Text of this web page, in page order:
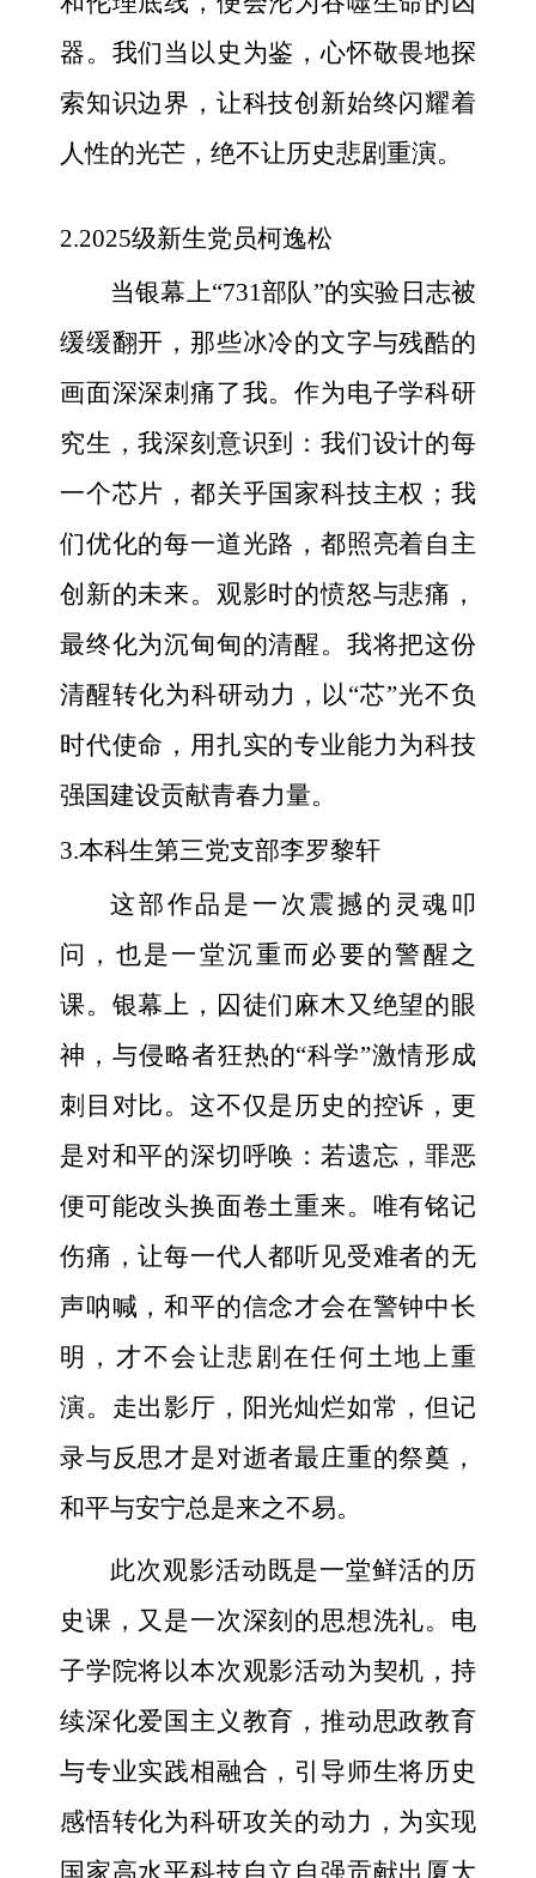
器。我们当以史为鉴，心怀敬畏地探
索知识边界，让科技创新始终闪耀着
人性的光芒，绝不让历史悲剧重演。
2.2025级新生党员柯逸松
当银幕上“731部队”的实验日志被
缓缓翻开，那些冰冷的文字与残酷的
画面深深刺痛了我。作为电子学科研
究生，我深刻意识到：我们设计的每
一个芯片，都关乎国家科技主权；我
们优化的每一道光路，都照亮着自主
创新的未来。观影时的愤怒与悲痛，
最终化为沉甸甸的清醒。我将把这份
清醒转化为科研动力，以“芯”光不负
时代使命，用扎实的专业能力为科技
强国建设贡献青春力量。
3.本科生第三党支部李罗黎轩
这部作品是一次震撼的灵魂叩
问，也是一堂沉重而必要的警醒之
课。银幕上，囚徒们麻木又绝望的眼
神，与侵略者狂热的“科学”激情形成
刺目对比。这不仅是历史的控诉，更
是对和平的深切呼唤：若遗忘，罪恶
便可能改头换面卷土重来。唯有铭记
伤痛，让每一代人都听见受难者的无
声呐喊，和平的信念才会在警钟中长
明，才不会让悲剧在任何土地上重
演。走出影厅，阳光灿烂如常，但记
录与反思才是对逝者最庄重的祭奠，
和平与安宁总是来之不易。
此次观影活动既是一堂鲜活的历
史课，又是一次深刻的思想洗礼。电
子学院将以本次观影活动为契机，持
续深化爱国主义教育，推动思政教育
与专业实践相融合，引导师生将历史
感悟转化为科研攻关的动力，为实现
国家高水平科技自立自强贡献出厦大